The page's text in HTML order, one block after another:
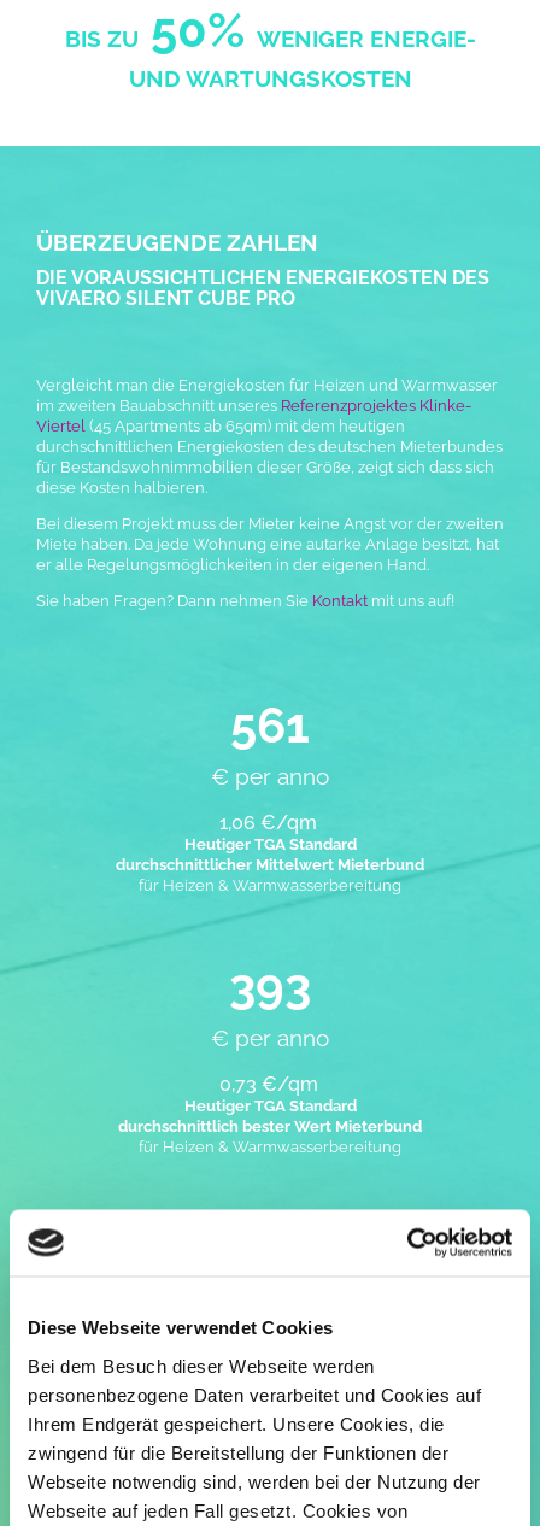
Diese Webseite verwendet Cookies
Bei dem Besuch dieser Webseite werden
personenbezogene Daten verarbeitet und Cookies auf
Ihrem Endgerät gespeichert. Unsere Cookies, die
zwingend für die Bereitstellung der Funktionen der
Webseite notwendig sind, werden bei der Nutzung der
Webseite auf jeden Fall gesetzt. Cookies von
BIS ZU 50% WENIGER ENERGIE-
UND WARTUNGSKOSTEN
ÜBERZEUGENDE ZAHLEN
DIE VORAUSSICHTLICHEN ENERGIEKOSTEN DES
VIVAERO SILENT CUBE PRO
Vergleicht man die Energiekosten für Heizen und Warmwasser
im zweiten Bauabschnitt unseres Referenzprojektes Klinke-
Viertel (45 Apartments ab 65qm) mit dem heutigen
durchschnittlichen Energiekosten des deutschen Mieterbundes
für Bestandswohnimmobilien dieser Größe, zeigt sich dass sich
diese Kosten halbieren.
Bei diesem Projekt muss der Mieter keine Angst vor der zweiten
Miete haben. Da jede Wohnung eine autarke Anlage besitzt, hat
er alle Regelungsmöglichkeiten in der eigenen Hand.
Sie haben Fragen? Dann nehmen Sie Kontakt mit uns auf!
791
€ per anno
1,06 €/qm
Heutiger TGA Standard
durchschnittlicher Mittelwert Mieterbund
für Heizen & Warmwasserbereitung
554
€ per anno
0,73 €/qm
Heutiger TGA Standard
durchschnittlich bester Wert Mieterbund
für Heizen & Warmwasserbereitung
Vergleichswert
VIVAERO SILENT CUBE PRO
Heizen & Warmwasserbereitung
331